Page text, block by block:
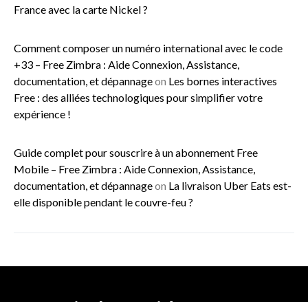
France avec la carte Nickel ?
Comment composer un numéro international avec le code
+33 – Free Zimbra : Aide Connexion, Assistance,
documentation, et dépannageon Les bornes interactives
Free : des alliées technologiques pour simplifier votre
expérience !
Guide complet pour souscrire à un abonnement Free
Mobile – Free Zimbra : Aide Connexion, Assistance,
documentation, et dépannageon La livraison Uber Eats est-
elle disponible pendant le couvre-feu ?